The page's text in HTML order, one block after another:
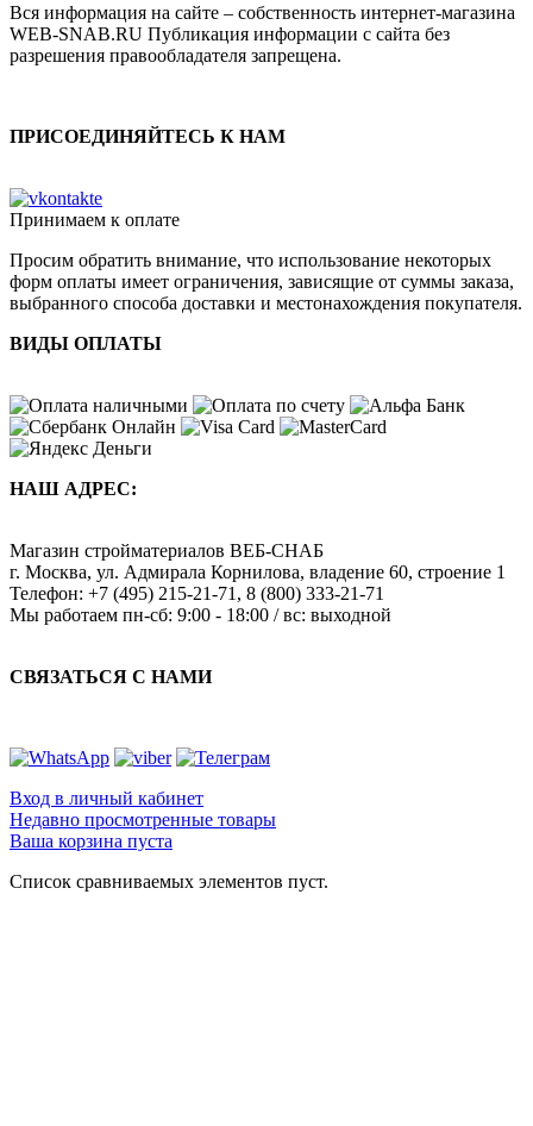
Вся информация на сайте – собственность интернет-магазина
WEB-SNAB.RU Публикация информации с сайта без
разрешения правообладателя запрещена.
ПРИСОЕДИНЯЙТЕСЬ К НАМ
Принимаем к оплате
Просим обратить внимание, что использование некоторых
форм оплаты имеет ограничения, зависящие от суммы заказа,
выбранного способа доставки и местонахождения покупателя.
ВИДЫ ОПЛАТЫ
НАШ АДРЕС:
Магазин стройматериалов ВЕБ-СНАБ
г. Москва, ул. Адмирала Корнилова, владение 60, строение 1
Телефон: +7 (495) 215-21-71 , 8 (800) 333-21-71
Мы работаем пн-сб: 9:00 - 18:00 / вс: выходной
СВЯЗАТЬСЯ С НАМИ
Вход в личный кабинет
Недавно просмотренные товары
Ваша корзина пуста
Список сравниваемых элементов пуст.